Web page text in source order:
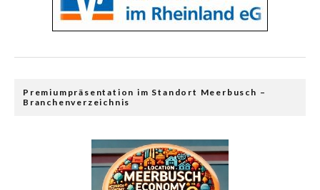
Premiumpräsentation im Standort Meerbusch –
Branchenverzeichnis